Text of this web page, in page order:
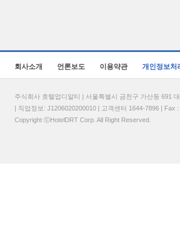
회사소개 언론보도 이용약관 개인정보처
주식회사 호텔업디알티 | 서울특별시 금천구 가산동 691
| 직업정보: J1206020200010 | 고객센터 1644-7896 | Fax
Copyright ⓒHotelDRT Corp. All Right Reserved.